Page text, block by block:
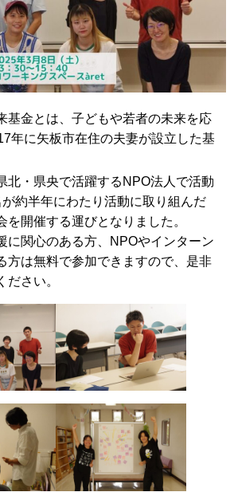
基金とは、子どもや若者の未来を応
年に矢板市在住の夫妻が設立した基
北・県央で活躍するNPO法人で活動
約半年にわたり活動に取り組んだ
を開催する運びとなりました。
に関心のある方、NPOやインターン
方は無料で参加できますので、是非
ださい。